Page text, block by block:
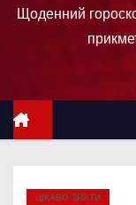
е
Щоденний
ЦІКАВО ЗНАТИ